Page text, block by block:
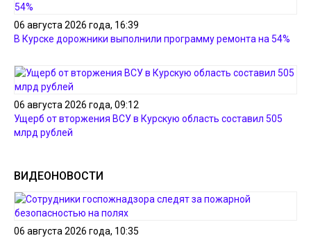
06 августа 2026 года, 16:39
В Курске дорожники выполнили программу ремонта на 54%
06 августа 2026 года, 09:12
Ущерб от вторжения ВСУ в Курскую область составил 505
млрд рублей
ВИДЕОНОВОСТИ
06 августа 2026 года, 10:35